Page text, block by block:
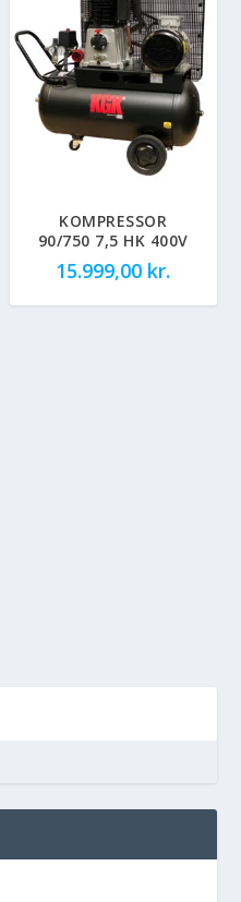
KOMPRESSOR
90/750 7,5 HK 400V
15.999,00 kr.